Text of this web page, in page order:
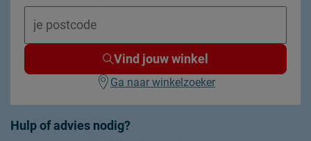
Hulp of advies nodig?
Vind jouw winkel
Ga naar winkelzoeker